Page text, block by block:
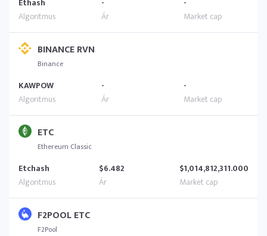
BINANCE RVN
Binance
KAWPOW - -
ETC
Ethereum Classic
Etchash $6.482 $1,014,812,311.000
F2POOL ETC
F2Pool